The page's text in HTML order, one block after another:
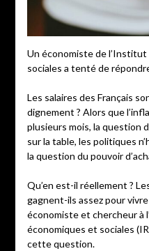
Un économiste de
sociales a tenté de
Les salaires des Français
dignement ? Alors que
plusieurs mois, la question
sur la table, les politiques
la question du pouvoir
Qu’en est-il réellement ?
gagnent-ils assez pour
économiste et chercheur à
économiques et sociales
cette question.